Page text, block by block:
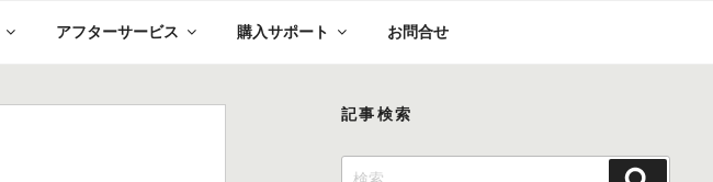
アフターサービス 購入サポート お問合せ
記事検索
検